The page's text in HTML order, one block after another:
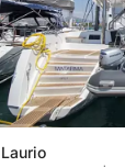
Laurio